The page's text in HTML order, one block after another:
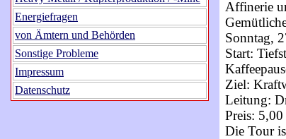
Energiefragen
von Ämtern und Behörden
Sonstige Probleme
Impressum
Datenschutz
Affinerie
Sonntag,
Start:
Ziel:
Leitung:
Preis:
Die Tour